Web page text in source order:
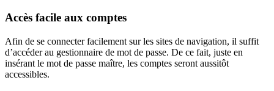
Accès facile aux comptes
Afin de se connecter facilement sur les sites de navigation, il suffit
d’accéder au gestionnaire de mot de passe. De ce fait, juste en
insérant le mot de passe maître, les comptes seront aussitôt
accessibles.